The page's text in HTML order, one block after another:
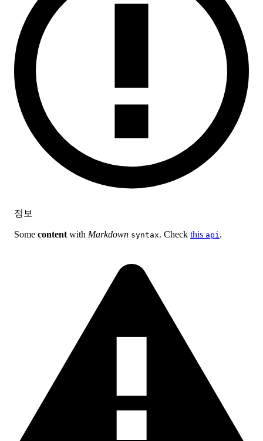
정보
Some content with Markdown syntax. Check this api .